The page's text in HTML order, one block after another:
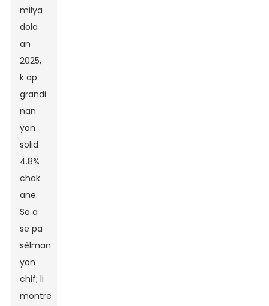
milya
dola
an
2025,
k ap
grandi
nan
yon
solid
4.8%
chak
ane.
Sa a
se pa
sèlman
yon
chif; li
montre